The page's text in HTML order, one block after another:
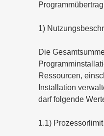
1)
Die
Ressourcen,
Installation
darf folgende
1.1) Prozessorlimit